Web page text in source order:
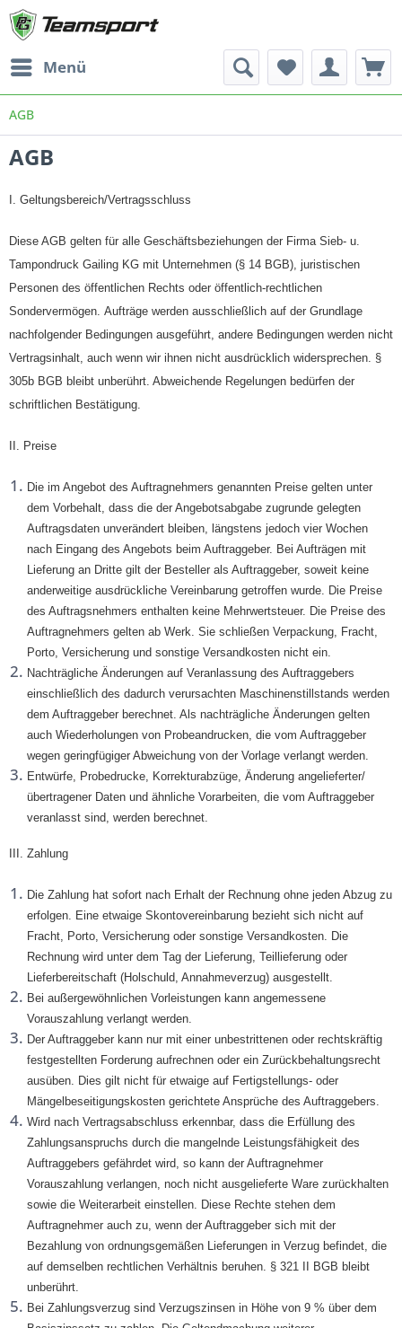
Menü
AGB
AGB
I. Geltungsbereich/Vertragsschluss
Diese AGB gelten für alle Geschäftsbeziehungen der Firma Sieb- u.
Tampondruck Gailing KG mit Unternehmen (§ 14 BGB), juristischen
Personen des öffentlichen Rechts oder öffentlich-rechtlichen
Sondervermögen. Aufträge werden ausschließlich auf der Grundlage
nachfolgender Bedingungen ausgeführt, andere Bedingungen werden nicht
Vertragsinhalt, auch wenn wir ihnen nicht ausdrücklich widersprechen. §
305b BGB bleibt unberührt. Abweichende Regelungen bedürfen der
schriftlichen Bestätigung.
II. Preise
Die im Angebot des Auftragnehmers genannten Preise gelten unter
dem Vorbehalt, dass die der Angebotsabgabe zugrunde gelegten
Auftragsdaten unverändert bleiben, längstens jedoch vier Wochen
nach Eingang des Angebots beim Auftraggeber. Bei Aufträgen mit
Lieferung an Dritte gilt der Besteller als Auftraggeber, soweit keine
anderweitige ausdrückliche Vereinbarung getroffen wurde. Die Preise
des Auftragsnehmers enthalten keine Mehrwertsteuer. Die Preise des
Auftragnehmers gelten ab Werk. Sie schließen Verpackung, Fracht,
Porto, Versicherung und sonstige Versandkosten nicht ein.
Nachträgliche Änderungen auf Veranlassung des Auftraggebers
einschließlich des dadurch verursachten Maschinenstillstands werden
dem Auftraggeber berechnet. Als nachträgliche Änderungen gelten
auch Wiederholungen von Probeandrucken, die vom Auftraggeber
wegen geringfügiger Abweichung von der Vorlage verlangt werden.
Entwürfe, Probedrucke, Korrekturabzüge, Änderung angelieferter/
übertragener Daten und ähnliche Vorarbeiten, die vom Auftraggeber
veranlasst sind, werden berechnet.
III. Zahlung
Die Zahlung hat sofort nach Erhalt der Rechnung ohne jeden Abzug zu
erfolgen. Eine etwaige Skontovereinbarung bezieht sich nicht auf
Fracht, Porto, Versicherung oder sonstige Versandkosten. Die
Rechnung wird unter dem Tag der Lieferung, Teillieferung oder
Lieferbereitschaft (Holschuld, Annahmeverzug) ausgestellt.
Bei außergewöhnlichen Vorleistungen kann angemessene
Vorauszahlung verlangt werden.
Der Auftraggeber kann nur mit einer unbestrittenen oder rechtskräftig
festgestellten Forderung aufrechnen oder ein Zurückbehaltungsrecht
ausüben. Dies gilt nicht für etwaige auf Fertigstellungs- oder
Mängelbeseitigungskosten gerichtete Ansprüche des Auftraggebers.
Wird nach Vertragsabschluss erkennbar, dass die Erfüllung des
Zahlungsanspruchs durch die mangelnde Leistungsfähigkeit des
Auftraggebers gefährdet wird, so kann der Auftragnehmer
Vorauszahlung verlangen, noch nicht ausgelieferte Ware zurückhalten
sowie die Weiterarbeit einstellen. Diese Rechte stehen dem
Auftragnehmer auch zu, wenn der Auftraggeber sich mit der
Bezahlung von ordnungsgemäßen Lieferungen in Verzug befindet, die
auf demselben rechtlichen Verhältnis beruhen. § 321 II BGB bleibt
unberührt.
Bei Zahlungsverzug sind Verzugszinsen in Höhe von 9 % über dem